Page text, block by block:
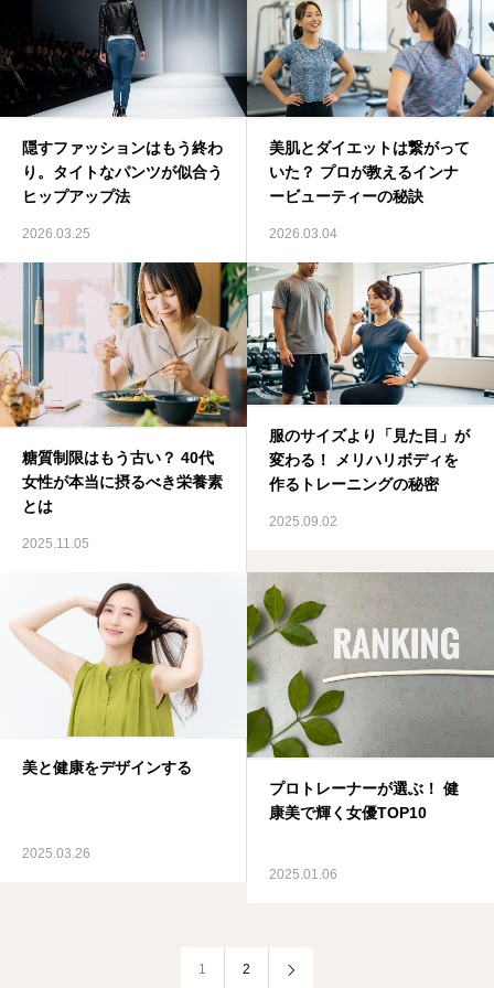
隠すファッションはもう終わ
り。タイトなパンツが似合う
ヒップアップ法
2026.03.25
美肌とダイエットは繋がって
いた？ プロが教えるインナ
ービューティーの秘訣
2026.03.04
糖質制限はもう古い？ 40代
女性が本当に摂るべき栄養素
とは
2025.11.05
服のサイズより「見た目」が
変わる！ メリハリボディを
作るトレーニングの秘密
2025.09.02
美と健康をデザインする
2025.03.26
プロトレーナーが選ぶ！ 健
康美で輝く女優TOP10
2025.01.06
1 2